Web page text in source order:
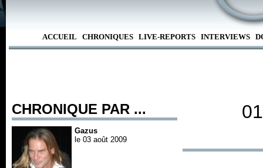
ACCUEIL CHRONIQUES LIVE-REPORTS INTERVIEWS
CHRONIQUE PAR ...
Gazus
le 03 août 2009